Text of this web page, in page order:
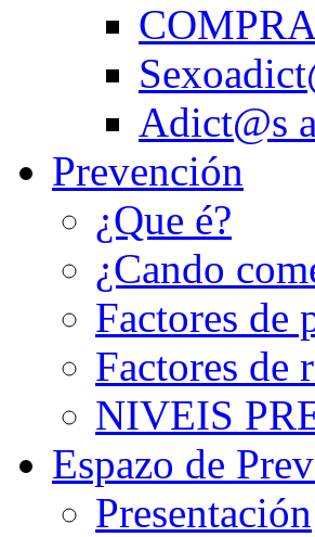
Adict@s
Prevención
¿Que é?
¿Cando
Factores de
Factores de
NIVEIS
Espazo de
Presentación